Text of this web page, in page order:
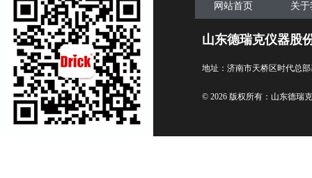
网站首页 关
山东德瑞克仪器股
地址：济南市天桥区时代总
© 2026 版权所有：山东德瑞